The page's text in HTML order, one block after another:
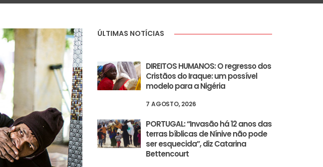
ÚLTIMAS NOTÍCIAS
DIREITOS HUMANOS: O regresso dos
Cristãos do Iraque: um possível
modelo para a Nigéria
7 AGOSTO, 2026
PORTUGAL: “Invasão há 12 anos das
terras bíblicas de Nínive não pode
ser esquecida”, diz Catarina
Bettencourt